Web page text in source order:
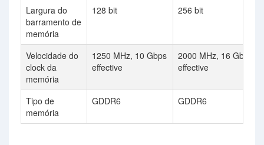
Largura do
barramento de
memória
128 bit 256 bit
Velocidade do
clock da
memória
1250 MHz, 10 Gbps
effective
2000 MHz, 16 Gbps
effective
Tipo de
memória
GDDR6 GDDR6